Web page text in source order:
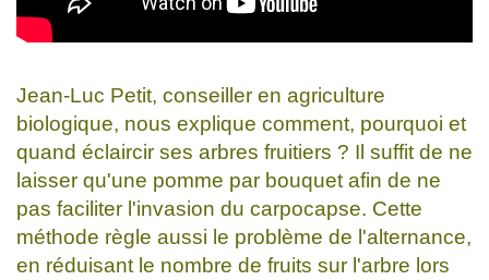
Jean-Luc Petit, conseiller en agriculture
biologique, nous explique comment, pourquoi et
quand éclaircir ses arbres fruitiers ? Il suffit de ne
laisser qu'une pomme par bouquet afin de ne
pas faciliter l'invasion du carpocapse. Cette
méthode règle aussi le problème de l'alternance,
en réduisant le nombre de fruits sur l'arbre lors